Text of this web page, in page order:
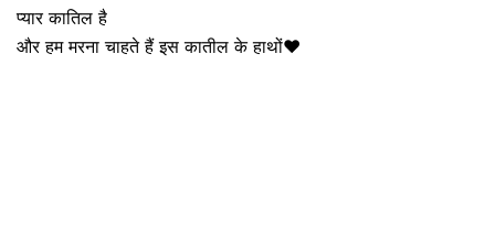
प्यार कातिल है
और हम मरना चाहते हैं इस कातील के हाथों❤